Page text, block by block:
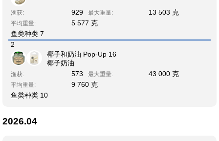
渔获: 929 最大重量: 13 503 克
平均重量:
5 577 克
鱼类种类 7
2
椰子和奶油 Pop-Up 16
椰子奶油
渔获: 573 最大重量: 43 000 克
平均重量:
9 760 克
鱼类种类 10
2026.04